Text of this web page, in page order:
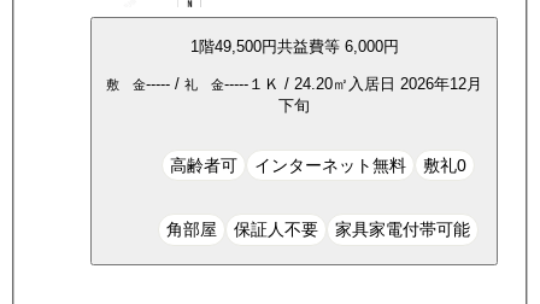
1 階49,500円共益費等 6,000円
敷 金----- / 礼 金----- １Ｋ / 24.20㎡ 入居日 2026年12月
下旬
高齢者可 インターネット無料 敷礼0
角部屋 保証人不要 家具家電付帯可能